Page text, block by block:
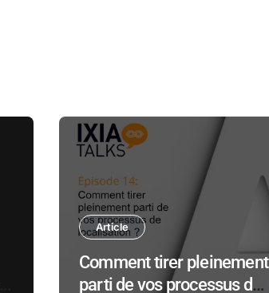
Article
Comment tirer pleinement
parti de vos processus de